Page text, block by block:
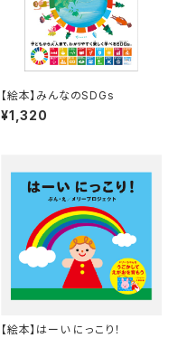
【絵本】みんなのSDGs
¥1,320
【絵本】はーい にっこり！